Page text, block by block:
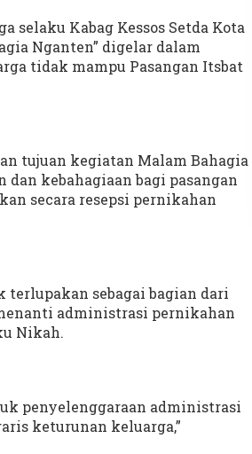
selaku Kabag Kessos Setda Kota
Nganten” digelar dalam
tidak mampu Pasangan Itsbat
tujuan kegiatan Malam Bahagia
kebahagiaan bagi pasangan
secara resepsi pernikahan
sebagai bagian dari
administrasi pernikahan
Nikah.
penyelenggaraan administrasi
keturunan keluarga,”